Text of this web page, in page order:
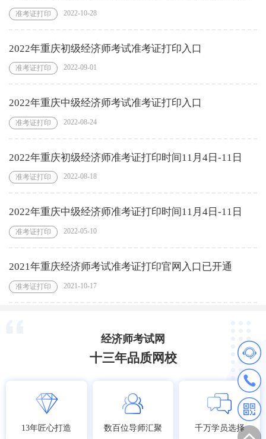
准考证打印 2022-10-28
2022年重庆初级经济师考试准考证打印入口
准考证打印 2022-09-01
2022年重庆中级经济师考试准考证打印入口
准考证打印 2022-08-24
2022年重庆初级经济师准考证打印时间11月4日-11日
准考证打印 2022-08-18
2022年重庆中级经济师准考证打印时间11月4日-11日
准考证打印 2022-05-10
2021年重庆经济师考试准考证打印官网入口已开通
准考证打印 2021-10-17
经济师考试网
十三年品质网校
13年匠心打造 数百位导师汇聚 千万学员选择